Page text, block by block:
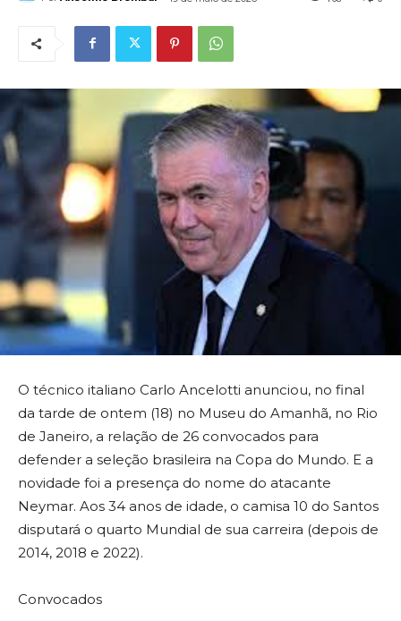
O técnico italiano Carlo Ancelotti anunciou, no final
da tarde de ontem (18) no Museu do Amanhã, no Rio
de Janeiro, a relação de 26 convocados para
defender a seleção brasileira na Copa do Mundo. E a
novidade foi a presença do nome do atacante
Neymar. Aos 34 anos de idade, o camisa 10 do Santos
disputará o quarto Mundial de sua carreira (depois de
2014, 2018 e 2022).
Convocados